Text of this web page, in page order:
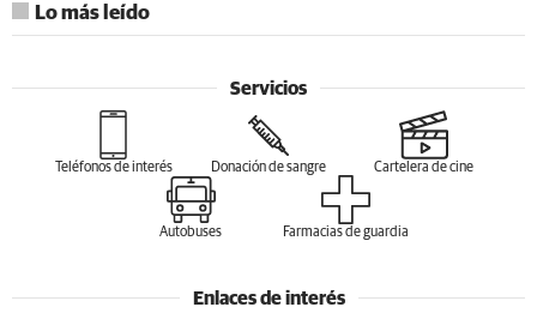
Lo más leído
Servicios
Teléfonos de interés Donación de sangre Cartelera de cine
Autobuses Farmacias de guardia
Enlaces de interés